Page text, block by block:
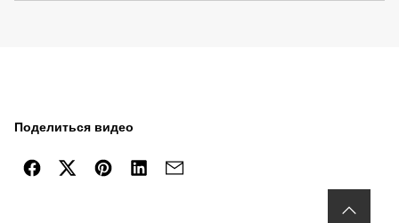
Поделиться видео